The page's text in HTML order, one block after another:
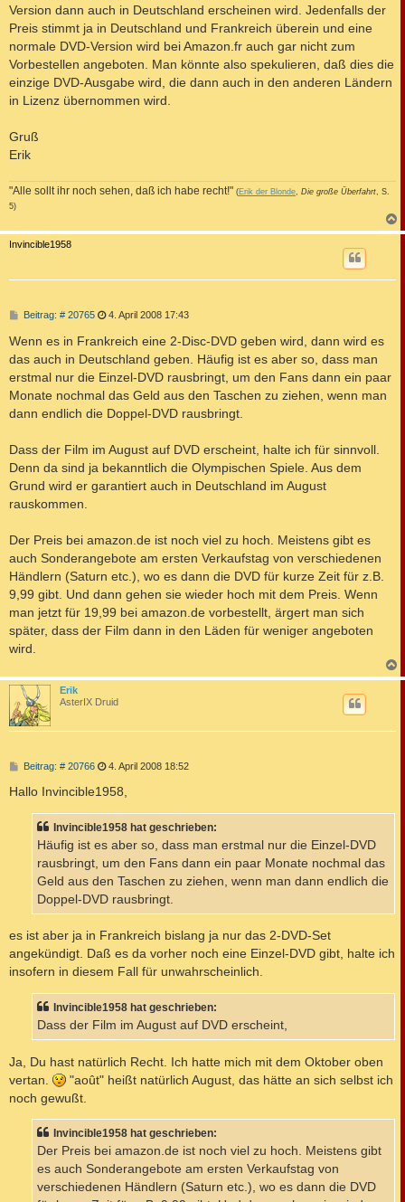
Version dann auch in Deutschland erscheinen wird. Jedenfalls der
Preis stimmt ja in Deutschland und Frankreich überein und eine
normale DVD-Version wird bei Amazon.fr auch gar nicht zum
Vorbestellen angeboten. Man könnte also spekulieren, daß dies die
einzige DVD-Ausgabe wird, die dann auch in den anderen Ländern
in Lizenz übernommen wird.
Gruß
Erik
"Alle sollt ihr noch sehen, daß ich habe recht!" (Erik der Blonde, Die große Überfahrt, S.
5)
a
Invincible1958
Beitrag: # 20765B
i
t
r
g
4. April 2008 17:43
Wenn es in Frankreich eine 2-Disc-DVD geben wird, dann wird es
das auch in Deutschland geben. Häufig ist es aber so, dass man
erstmal nur die Einzel-DVD rausbringt, um den Fans dann ein paar
Monate nochmal das Geld aus den Taschen zu ziehen, wenn man
dann endlich die Doppel-DVD rausbringt.
Dass der Film im August auf DVD erscheint, halte ich für sinnvoll.
Denn da sind ja bekanntlich die Olympischen Spiele. Aus dem
Grund wird er garantiert auch in Deutschland im August
rauskommen.
Der Preis bei amazon.de ist noch viel zu hoch. Meistens gibt es
auch Sonderangebote am ersten Verkaufstag von verschiedenen
Händlern (Saturn etc.), wo es dann die DVD für kurze Zeit für z.B.
9,99 gibt. Und dann gehen sie wieder hoch mit dem Preis. Wenn
man jetzt für 19,99 bei amazon.de vorbestellt, ärgert man sich
später, dass der Film dann in den Läden für weniger angeboten
wird.
a
Erik
AsterIX Druid
Beitrag: # 20766B
i
r
a
4. April 2008 18:52
Hallo Invincible1958,
Invincible1958 hat geschrieben:
Häufig ist es aber so, dass man erstmal nur die Einzel-DVD
rausbringt, um den Fans dann ein paar Monate nochmal das
Geld aus den Taschen zu ziehen, wenn man dann endlich die
Doppel-DVD rausbringt.
es ist aber ja in Frankreich bislang ja nur das 2-DVD-Set
angekündigt. Daß es da vorher noch eine Einzel-DVD gibt, halte ich
insofern in diesem Fall für unwahrscheinlich.
Invincible1958 hat geschrieben:
Dass der Film im August auf DVD erscheint,
Ja, Du hast natürlich Recht. Ich hatte mich mit dem Oktober oben
vertan.
"août" heißt natürlich August, das hätte an sich selbst ich
noch gewußt.
Invincible1958 hat geschrieben:
Der Preis bei amazon.de ist noch viel zu hoch. Meistens gibt
es auch Sonderangebote am ersten Verkaufstag von
verschiedenen Händlern (Saturn etc.), wo es dann die DVD